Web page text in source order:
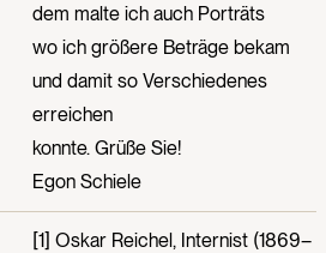
dem malte ich auch Porträts
wo ich größere Beträge bekam
und damit so Verschiedenes
erreichen
konnte. Grüße Sie!
Egon Schiele
[1] Oskar Reichel, Internist (1869–